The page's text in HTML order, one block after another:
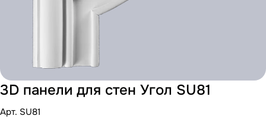
3D панели для стен Угол SU81
Арт. SU81